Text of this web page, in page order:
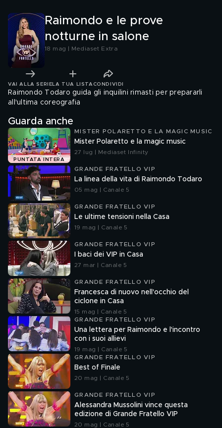
Raimondo e le prove
notturne in salone
18 mag | Mediaset Extra
VAI ALLA SERIE LA TUA LISTA CONDIVIDI
Raimondo Todaro guida gli inquilini rimasti per prepararli
all'ultima coreografia
Guarda anche
PUNTATA INTERA
MISTER POLARETTO E LA MAGIC MUSIC
Mister Polaretto e la magic music
27 lug | Mediaset Infinity
GRANDE FRATELLO VIP
La linea della vita di Raimondo Todaro
05 mag | Canale 5
GRANDE FRATELLO VIP
Le ultime tensioni nella Casa
19 mag | Canale 5
GRANDE FRATELLO VIP
I baci dei VIP in Casa
27 mar | Canale 5
GRANDE FRATELLO VIP
Francesca di nuovo nell'occhio del
ciclone in Casa
15 mag | Canale 5
GRANDE FRATELLO VIP
Una lettera per Raimondo e l'incontro
con i suoi allievi
19 mag | Canale 5
GRANDE FRATELLO VIP
Best of Finale
20 mag | Canale 5
GRANDE FRATELLO VIP
Alessandra Mussolini vince questa
edizione di Grande Fratello VIP
20 mag | Canale 5